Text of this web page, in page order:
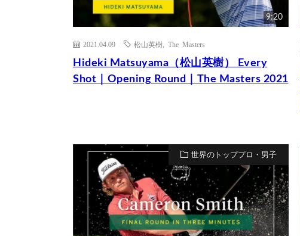
9:20
2021.04.09 松山英樹 The Masters
Hideki Matsuyama（松山英樹） Every
Shot｜Opening Round｜The Masters 2021
世界のトッププロ・男子